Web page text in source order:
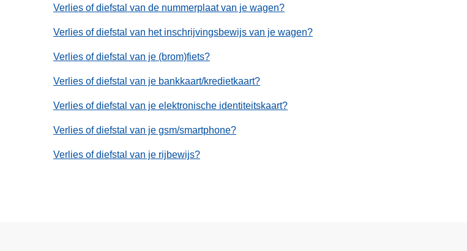
Verlies of diefstal van de nummerplaat van je wagen?
Verlies of diefstal van het inschrijvingsbewijs van je wagen?
Verlies of diefstal van je (brom)fiets?
Verlies of diefstal van je bankkaart/kredietkaart?
Verlies of diefstal van je elektronische identiteitskaart?
Verlies of diefstal van je gsm/smartphone?
Verlies of diefstal van je rijbewijs?